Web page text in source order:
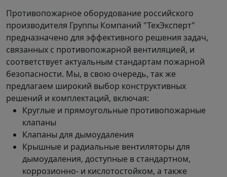
Противопожарное оборудование российского
производителя Группы Компаний "ТехЭксперт"
предназначено для эффективного решения задач,
связанных с противопожарной вентиляцией, и
соответствует актуальным стандартам пожарной
безопасности. Мы, в свою очередь, так же
предлагаем широкий выбор конструктивных
решений и комплектаций, включая:
Круглые и прямоугольные противопожарные
клапаны
Клапаны для дымоудаления
Крышные и радиальные вентиляторы для
дымоудаления, доступные в стандартном,
коррозионно- и кислотостойком, а также